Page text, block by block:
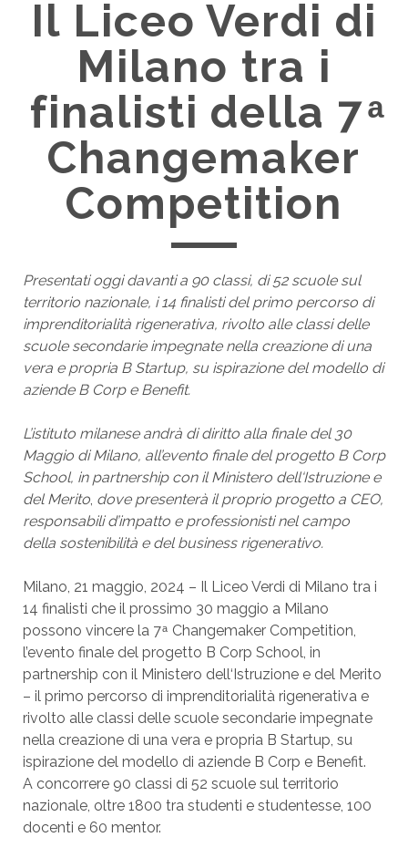
Il Liceo Verdi di
Milano tra i
finalisti della 7 ͣ
Changemaker
Competition
Presentati oggi davanti a 90 classi, di 52 scuole sul
territorio nazionale, i 14 finalisti del primo percorso di
imprenditorialità rigenerativa, rivolto alle classi delle
scuole secondarie impegnate nella creazione di una
vera e propria B Startup, su ispirazione del modello di
aziende B Corp e Benefit.
L’istituto milanese andrà di diritto alla finale del 30
Maggio di Milano, all’evento finale del progetto B Corp
School, in partnership con il Ministero dell‘Istruzione e
del Merito, dove presenterà il proprio progetto a CEO,
responsabili d’impatto e professionisti nel campo
della sostenibilità e del business rigenerativo.
Milano, 21 maggio, 2024 – Il Liceo Verdi di Milano tra i
14 finalisti che il prossimo 30 maggio a Milano
possono vincere la 7 ͣ Changemaker Competition,
l’evento finale del progetto B Corp School, in
partnership con il Ministero dell‘Istruzione e del Merito
– il primo percorso di imprenditorialità rigenerativa e
rivolto alle classi delle scuole secondarie impegnate
nella creazione di una vera e propria B Startup, su
ispirazione del modello di aziende B Corp e Benefit.
A concorrere 90 classi di 52 scuole sul territorio
nazionale, oltre 1800 tra studenti e studentesse, 100
docenti e 60 mentor.